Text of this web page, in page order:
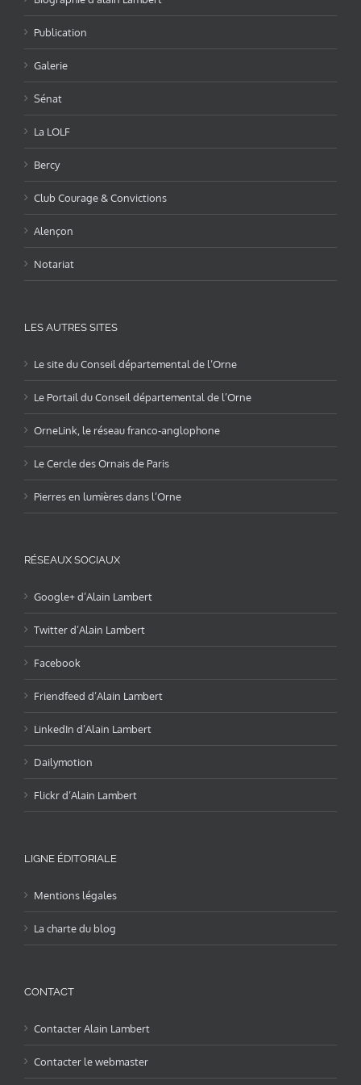
Publication
Galerie
Sénat
La LOLF
Bercy
Club Courage & Convictions
Alençon
Notariat
LES AUTRES SITES
Le site du Conseil départemental de l’Orne
Le Portail du Conseil départemental de l’Orne
OrneLink, le réseau franco-anglophone
Le Cercle des Ornais de Paris
Pierres en lumières dans l’Orne
RÉSEAUX SOCIAUX
Google+ d’Alain Lambert
Twitter d’Alain Lambert
Facebook
Friendfeed d’Alain Lambert
LinkedIn d’Alain Lambert
Dailymotion
Flickr d’Alain Lambert
LIGNE ÉDITORIALE
Mentions légales
La charte du blog
CONTACT
Contacter Alain Lambert
Contacter le webmaster